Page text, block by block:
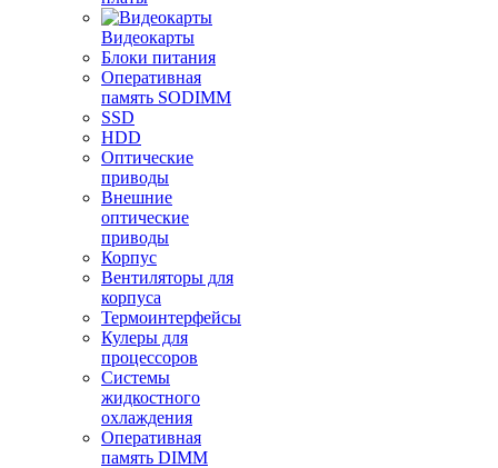
Видеокарты
Блоки питания
Оперативная
память SODIMM
SSD
HDD
Оптические
приводы
Внешние
оптические
приводы
Корпус
Вентиляторы для
корпуса
Термоинтерфейсы
Кулеры для
процессоров
Системы
жидкостного
охлаждения
Оперативная
память DIMM